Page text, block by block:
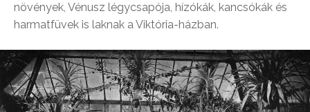
növények, Vénusz légycsapója, hízókák, kancsókák és
harmatfüvek is laknak a Viktória-házban.